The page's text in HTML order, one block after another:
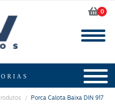
0
/ Porca Calota Baixa DIN 917